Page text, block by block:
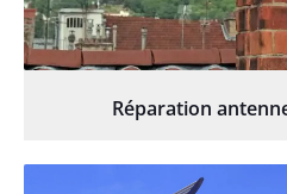
Réparation